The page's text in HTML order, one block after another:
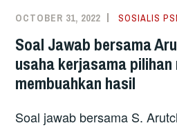
OCTOBER 31, 2022 SOSIALIS
Soal Jawab bersama
usaha kerjasama
membuahkan hasil
Soal jawab bersama S.